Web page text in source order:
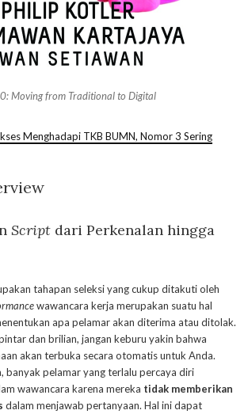
Moving from Traditional to Digital
Menghadapi TKB BUMN, Nomor 3 Sering
Script dari Perkenalan hingga
tahapan seleksi yang cukup ditakuti oleh
wawancara kerja merupakan suatu hal
apa pelamar akan diterima atau ditolak.
dan brilian, jangan keburu yakin bahwa
akan terbuka secara otomatis untuk Anda.
banyak pelamar yang terlalu percaya diri
wawancara karena mereka tidak memberikan
dalam menjawab pertanyaan. Hal ini dapat